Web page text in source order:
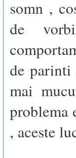
somn ,
de
de
mai
problema
, aceste